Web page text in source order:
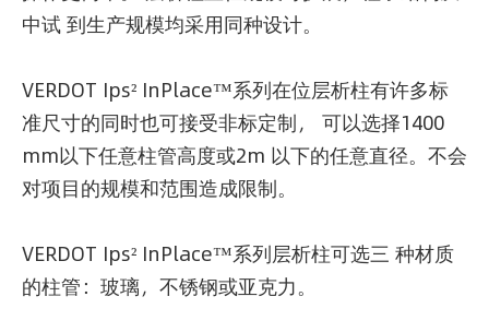
中试 到生产规模均采用同种设计。
VERDOT Ips² InPlace™系列在位层析柱有许多标
准尺寸的同时也可接受非标定制， 可以选择1400
mm以下任意柱管高度或2m 以下的任意直径。不会
对项目的规模和范围造成限制。
VERDOT Ips² InPlace™系列层析柱可选三 种材质
的柱管：玻璃，不锈钢或亚克力。